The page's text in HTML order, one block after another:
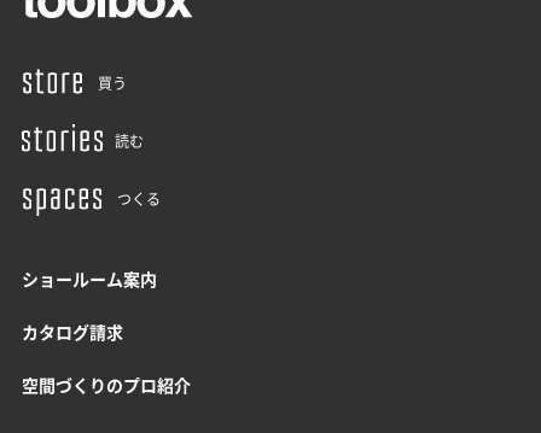
買う
読む
つくる
ショールーム案内
カタログ請求
空間づくりのプロ紹介